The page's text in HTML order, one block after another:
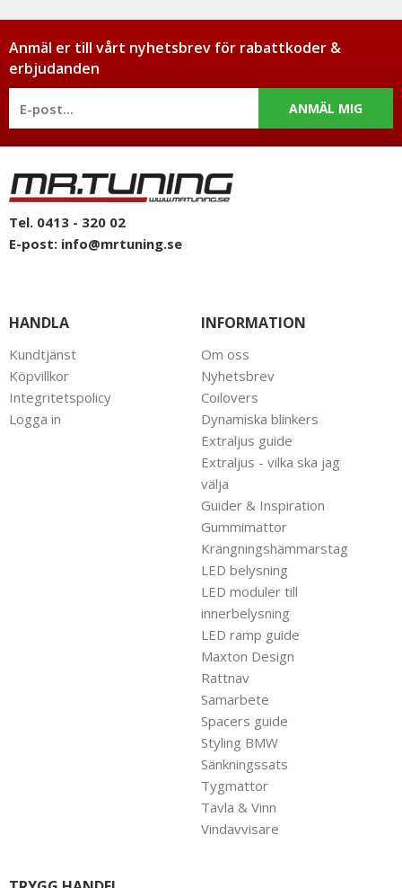
Anmäl er till vårt nyhetsbrev för rabattkoder &
erbjudanden
ANMÄL MIG
Tel. 0413 - 320 02
E-post: info@mrtuning.se
HANDLA
Kundtjänst
Köpvillkor
Integritetspolicy
Logga in
INFORMATION
Om oss
Nyhetsbrev
Coilovers
Dynamiska blinkers
Extraljus guide
Extraljus - vilka ska jag
välja
Guider & Inspiration
Gummimattor
Krängningshämmarstag
LED belysning
LED moduler till
innerbelysning
LED ramp guide
Maxton Design
Rattnav
Samarbete
Spacers guide
Styling BMW
Sänkningssats
Tygmattor
Tävla & Vinn
Vindavvisare